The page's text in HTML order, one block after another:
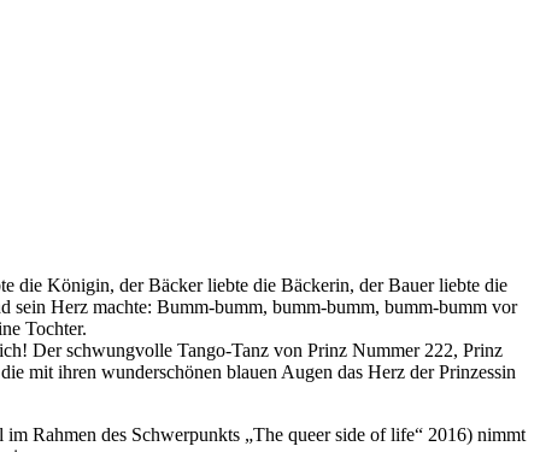
die Königin, der Bäcker liebte die Bäckerin, der Bauer liebte die
sein Herz machte: Bumm-bumm, bumm-bumm, bumm-bumm vor
Tochter.
Der schwungvolle Tango-Tanz von Prinz Nummer 222, Prinz
mit ihren wunderschönen blauen Augen das Herz der Prinzessin
Rahmen des Schwerpunkts „The queer side of life“ 2016) nimmt